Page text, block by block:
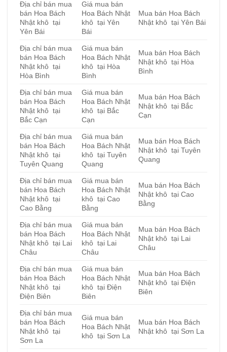
Địa chỉ bán mua
bán Hoa Bách
Nhật khô tại
Yên Bái
Giá mua bán
Hoa Bách Nhật
khô tại Yên
Bái
Mua bán Hoa Bách
Nhật khô tại Yên Bái
Địa chỉ bán mua
bán Hoa Bách
Nhật khô tại
Hòa Bình
Giá mua bán
Hoa Bách Nhật
khô tại Hòa
Bình
Mua bán Hoa Bách
Nhật khô tại Hòa
Bình
Địa chỉ bán mua
bán Hoa Bách
Nhật khô tại
Bắc Cạn
Giá mua bán
Hoa Bách Nhật
khô tại Bắc
Cạn
Mua bán Hoa Bách
Nhật khô tại Bắc
Cạn
Địa chỉ bán mua
bán Hoa Bách
Nhật khô tại
Tuyên Quang
Giá mua bán
Hoa Bách Nhật
khô tại Tuyên
Quang
Mua bán Hoa Bách
Nhật khô tại Tuyên
Quang
Địa chỉ bán mua
bán Hoa Bách
Nhật khô tại
Cao Bằng
Giá mua bán
Hoa Bách Nhật
khô tại Cao
Bằng
Mua bán Hoa Bách
Nhật khô tại Cao
Bằng
Địa chỉ bán mua
bán Hoa Bách
Nhật khô tại Lai
Châu
Giá mua bán
Hoa Bách Nhật
khô tại Lai
Châu
Mua bán Hoa Bách
Nhật khô tại Lai
Châu
Địa chỉ bán mua
bán Hoa Bách
Nhật khô tại
Điện Biên
Giá mua bán
Hoa Bách Nhật
khô tại Điện
Biên
Mua bán Hoa Bách
Nhật khô tại Điện
Biên
Địa chỉ bán mua
bán Hoa Bách
Nhật khô tại
Sơn La
Giá mua bán
Hoa Bách Nhật
khô tại Sơn La
Mua bán Hoa Bách
Nhật khô tại Sơn La